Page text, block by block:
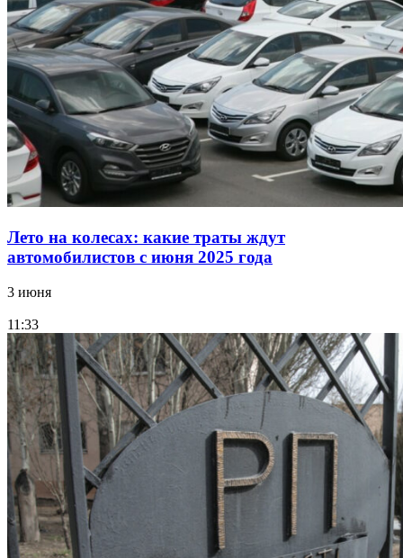
Лето на колесах: какие траты ждут
автомобилистов с июня 2025 года
3 июня
11:33